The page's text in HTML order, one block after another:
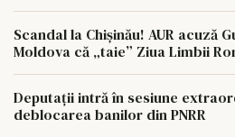
Scandal la Chișinău! AUR acuză
Moldova că „taie” Ziua Limbii
Deputații intră în sesiune
deblocarea banilor din PNRR